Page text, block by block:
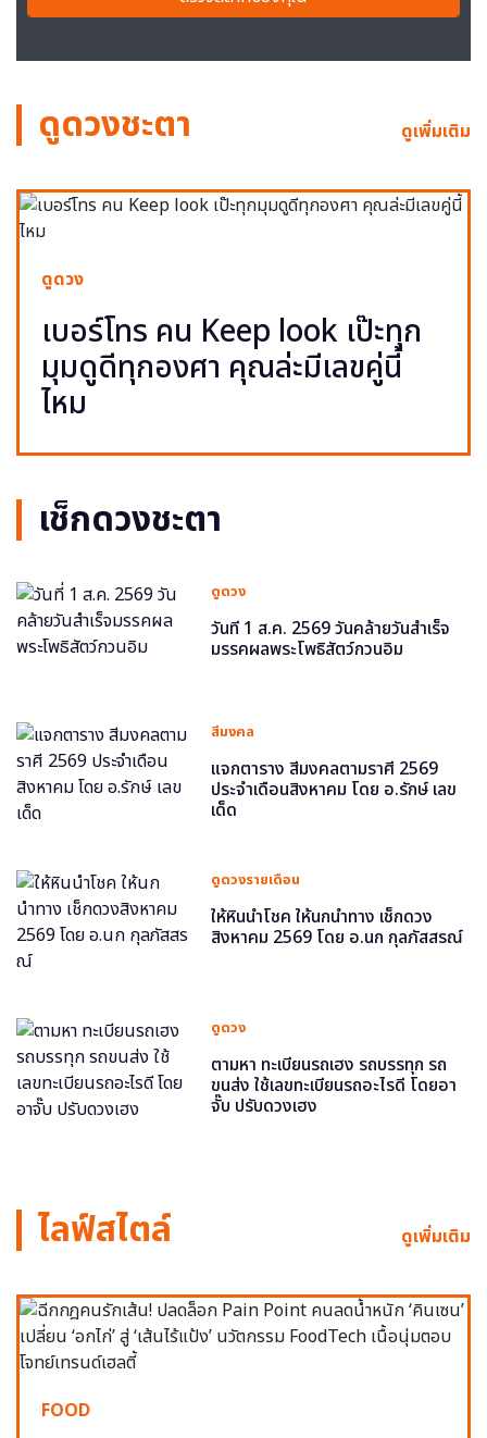
ดูดวงชะตา ดูเพิ่มเติม
ดูดวง
เบอร์โทร คน Keep look เป๊ะทุก
มุมดูดีทุกองศา คุณล่ะมีเลขคู่นี้
ไหม
เช็กดวงชะตา
ดูดวง
วันที่ 1 ส.ค. 2569 วันคล้ายวันสำเร็จ
มรรคผลพระโพธิสัตว์กวนอิม
สีมงคล
แจกตาราง สีมงคลตามราศี 2569
ประจำเดือนสิงหาคม โดย อ.รักษ์ เลข
เด็ด
ดูดวงรายเดือน
ให้หินนำโชค ให้นกนำทาง เช็กดวง
สิงหาคม 2569 โดย อ.นก กุลภัสสรณ์
ดูดวง
ตามหา ทะเบียนรถเฮง รถบรรทุก รถ
ขนส่ง ใช้เลขทะเบียนรถอะไรดี โดยอา
จั๊บ ปรับดวงเฮง
ไลฟ์สไตล์ ดูเพิ่มเติม
FOOD